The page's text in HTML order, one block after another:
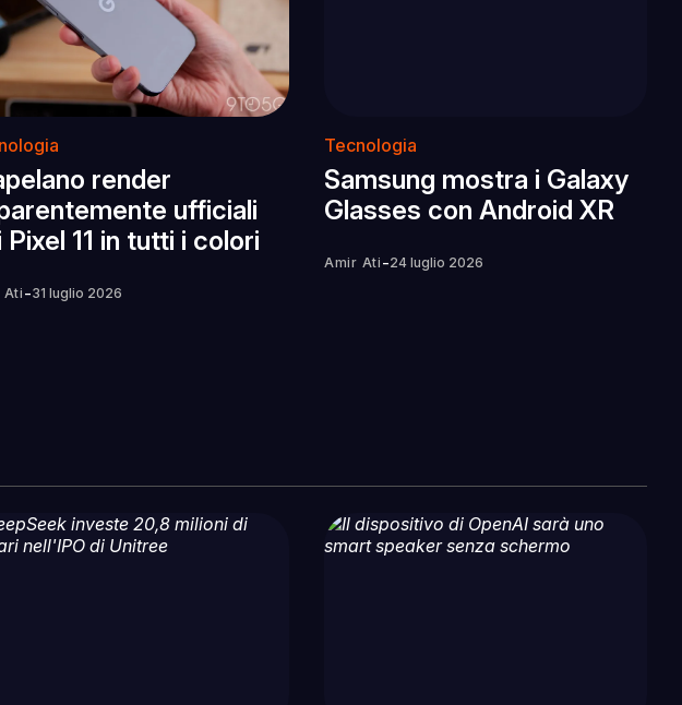
render
ufficiali
Pixel 11 in tutti i colori
Ati -31 luglio 2026
Tecnologia
Samsung mostra i Galaxy
Glasses con Android XR
Amir Ati -24 luglio 2026